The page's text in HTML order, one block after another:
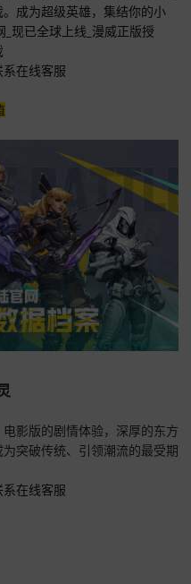
成为超级英雄，集结你的小
现已全球上线_漫威正版授
系在线客服
影版的剧情体验，深厚的东方
突破传统、引领潮流的最受期
系在线客服